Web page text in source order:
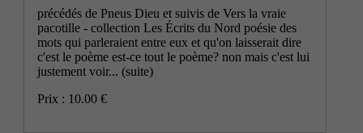
précédés de Pneus Dieu et suivis de Vers la vraie
pacotille - collection Les Écrits du Nord poésie des
mots qui parleraient entre eux et qu'on laisserait dire
c'est le poème est-ce tout le poème? non mais c'est lui
justement voir...(suite)
Prix : 10.00 €